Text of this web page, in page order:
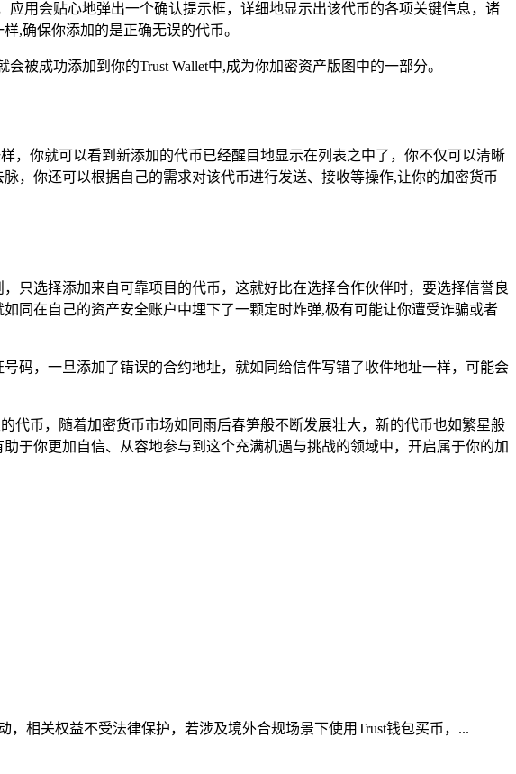
用会贴心地弹出一个确认提示框，详细地显示出该代币的各项关键信息，诸
,确保你添加的是正确无误的代币。
被成功添加到你的Trust Wallet中,成为你加密资产版图中的一部分。
，你就可以看到新添加的代币已经醒目地显示在列表之中了，你不仅可以清晰
，你还可以根据自己的需求对该代币进行发送、接收等操作,让你的加密货币
只选择添加来自可靠项目的代币，这就好比在选择合作伙伴时，要选择信誉良
同在自己的资产安全账户中埋下了一颗定时炸弹,极有可能让你遭受诈骗或者
码，一旦添加了错误的合约地址，就如同给信件写错了收件地址一样，可能会
代币，随着加密货币市场如同雨后春笋般不断发展壮大，新的代币也如繁星般
于你更加自信、从容地参与到这个充满机遇与挑战的领域中，开启属于你的加
相关权益不受法律保护，若涉及境外合规场景下使用Trust钱包买币，...